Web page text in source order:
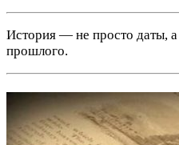
История — не просто даты,
прошлого.